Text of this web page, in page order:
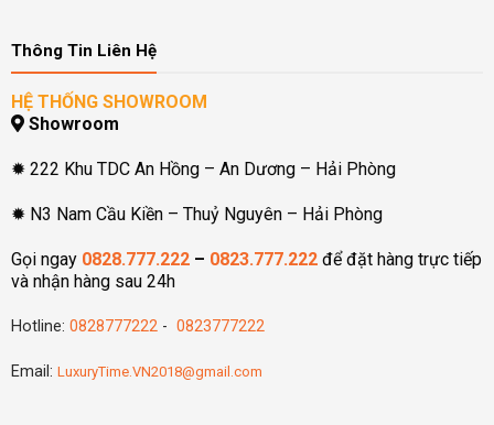
Thông Tin Liên Hệ
HỆ THỐNG SHOWROOM
Showroom
✹ 222 Khu TDC An Hồng – An Dương – Hải Phòng
✹ N3 Nam Cầu Kiền – Thuỷ Nguyên – Hải Phòng
Gọi ngay 0828.777.222– 0823.777.222để đặt hàng trực tiếp
và nhận hàng sau 24h
Hotline: 0828777222- 0823777222
Email: LuxuryTime.VN2018@gmail.com